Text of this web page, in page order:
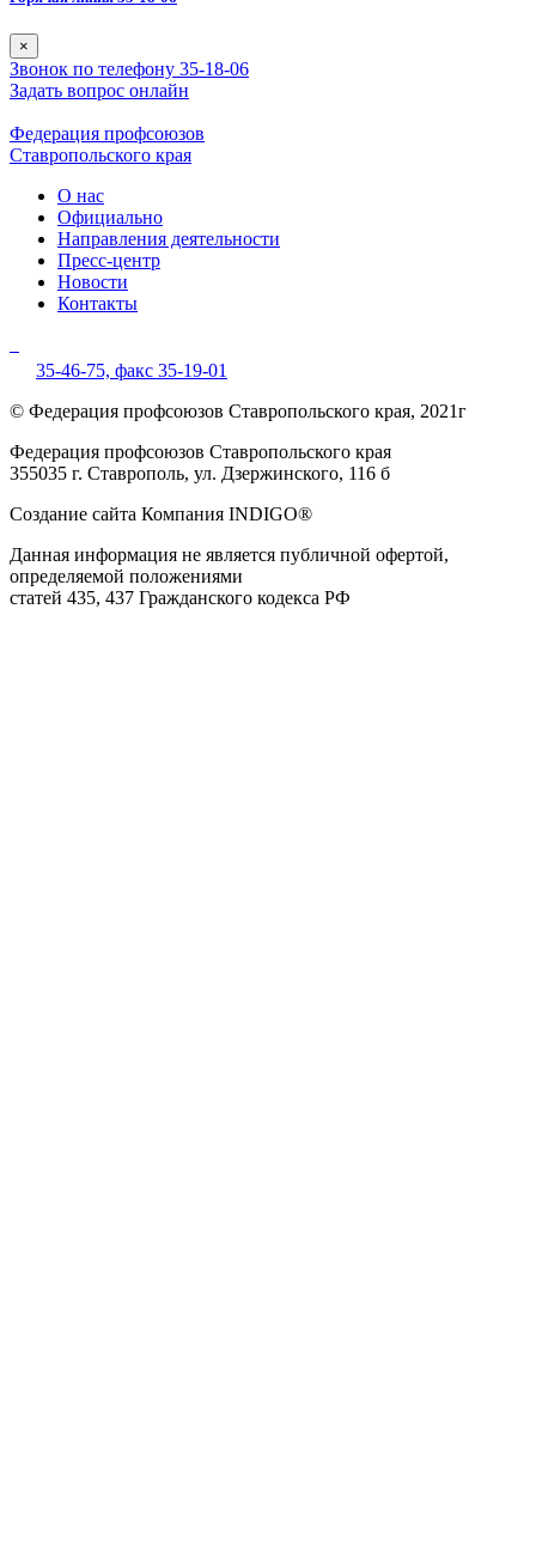
×
Звонок по телефону 35-18-06
Задать вопрос онлайн
Федерация профсоюзов
Ставропольского края
О нас
Официально
Направления деятельности
Пресс-центр
Новости
Контакты
35-46-75, факс 35-19-01
© Федерация профсоюзов Ставропольского края, 2021г
Федерация профсоюзов Ставропольского края
355035 г. Ставрополь, ул. Дзержинского, 116 б
Создание сайта Компания INDIGO®
Данная информация не является публичной офертой,
определяемой положениями
статей 435, 437 Гражданского кодекса РФ